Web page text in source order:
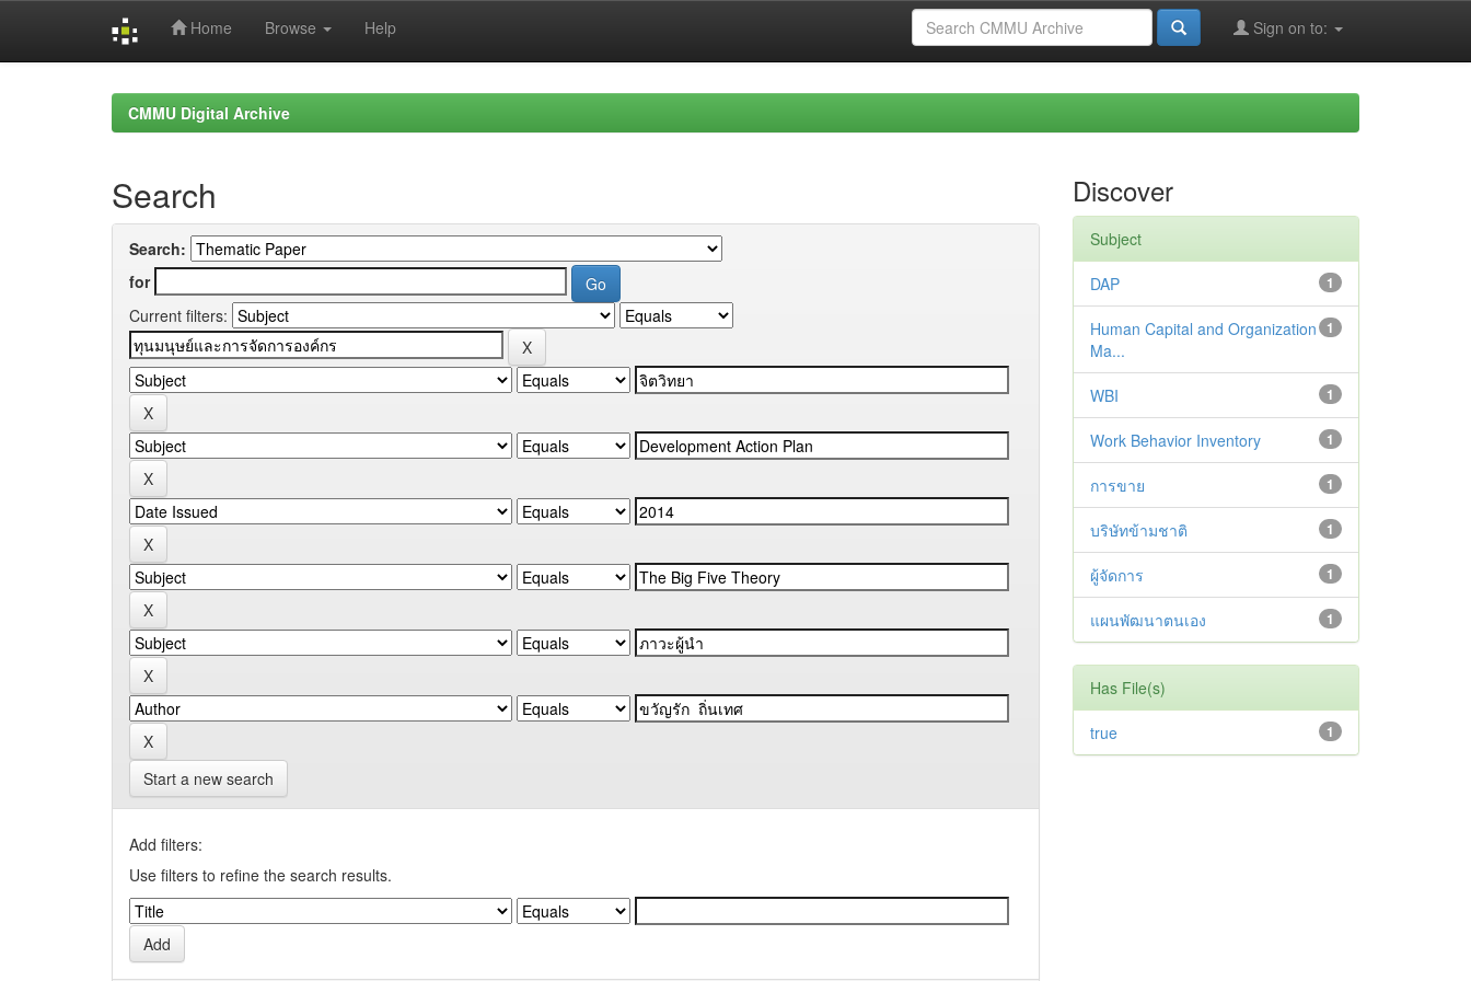
Home Browse Help Sign on to:
CMMU Digital Archive
Search
Search:
for
Current filters:
Start a new search
Add filters:
Use filters to refine the search results.
Discover
Subject
1
DAP
1
Human Capital and Organization
Ma...
1
WBI
1
Work Behavior Inventory
1
การขาย
1
บริษัทข้ามชาติ
1
ผู้จัดการ
1
แผนพัฒนาตนเอง
Has File(s)
1
true